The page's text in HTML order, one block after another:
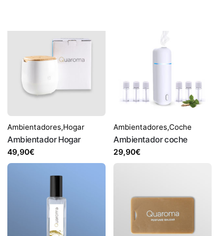
Ambientadores,Hogar
Ambientador Hogar
49,90€
Ambientadores,Coche
Ambientador coche
29,90€